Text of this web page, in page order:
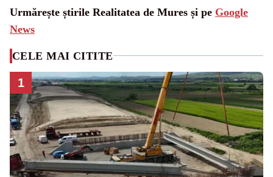
Urmărește știrile Realitatea de Mures și pe Google
News
CELE MAI CITITE
1